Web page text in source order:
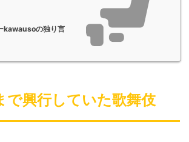
kawausoの独り言
で興行していた歌舞伎